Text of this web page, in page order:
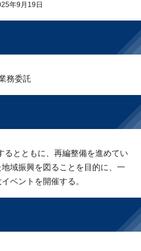
年9月19日
務委託
るとともに、再編整備を進めてい
域振興を図ることを目的に、一
ベントを開催する。